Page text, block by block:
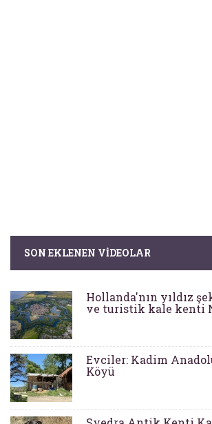
SON EKLENEN VIDEOLAR
Hollanda'nın yıldız
ve turistik kale kenti
Evciler: Kadim
Köyü